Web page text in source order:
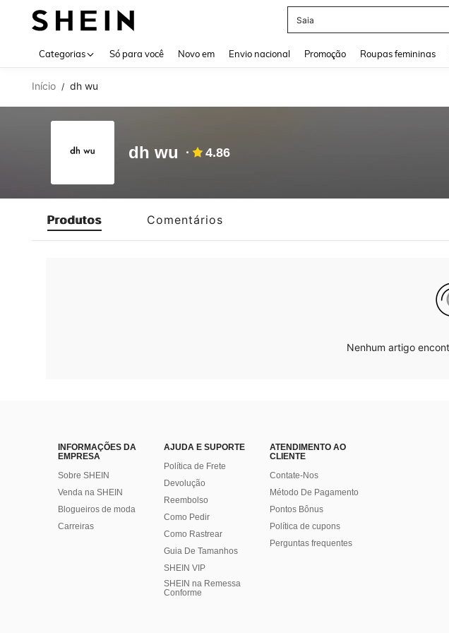
Saia
Categorias Só para você Novo em Envio nacional Promoção Roupas femininas
Início / dh wu
dh wu 4.86
Produtos Comentários
Nenhum artigo
INFORMAÇÕES DA
EMPRESA
Sobre SHEIN
Venda na SHEIN
Blogueiros de moda
Carreiras
AJUDA E SUPORTE
Política de Frete
Devolução
Reembolso
Como Pedir
Como Rastrear
Guia De Tamanhos
SHEIN VIP
SHEIN na Remessa
Conforme
ATENDIMENTO AO
CLIENTE
Contate-Nos
Método De Pagamento
Pontos Bônus
Política de cupons
Perguntas frequentes